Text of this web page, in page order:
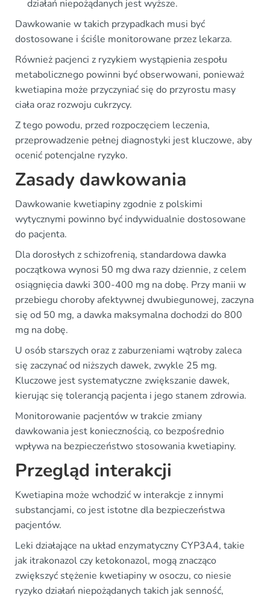
działań niepożądanych jest wyższe.
Dawkowanie w takich przypadkach musi być
dostosowane i ściśle monitorowane przez lekarza.
Również pacjenci z ryzykiem wystąpienia zespołu
metabolicznego powinni być obserwowani, ponieważ
kwetiapina może przyczyniać się do przyrostu masy
ciała oraz rozwoju cukrzycy.
Z tego powodu, przed rozpoczęciem leczenia,
przeprowadzenie pełnej diagnostyki jest kluczowe, aby
ocenić potencjalne ryzyko.
Zasady dawkowania
Dawkowanie kwetiapiny zgodnie z polskimi
wytycznymi powinno być indywidualnie dostosowane
do pacjenta.
Dla dorosłych z schizofrenią, standardowa dawka
początkowa wynosi 50 mg dwa razy dziennie, z celem
osiągnięcia dawki 300-400 mg na dobę. Przy manii w
przebiegu choroby afektywnej dwubiegunowej, zaczyna
się od 50 mg, a dawka maksymalna dochodzi do 800
mg na dobę.
U osób starszych oraz z zaburzeniami wątroby zaleca
się zaczynać od niższych dawek, zwykle 25 mg.
Kluczowe jest systematyczne zwiększanie dawek,
kierując się tolerancją pacjenta i jego stanem zdrowia.
Monitorowanie pacjentów w trakcie zmiany
dawkowania jest koniecznością, co bezpośrednio
wpływa na bezpieczeństwo stosowania kwetiapiny.
Przegląd interakcji
Kwetiapina może wchodzić w interakcje z innymi
substancjami, co jest istotne dla bezpieczeństwa
pacjentów.
Leki działające na układ enzymatyczny CYP3A4, takie
jak itrakonazol czy ketokonazol, mogą znacząco
zwiększyć stężenie kwetiapiny w osoczu, co niesie
ryzyko działań niepożądanych takich jak senność,